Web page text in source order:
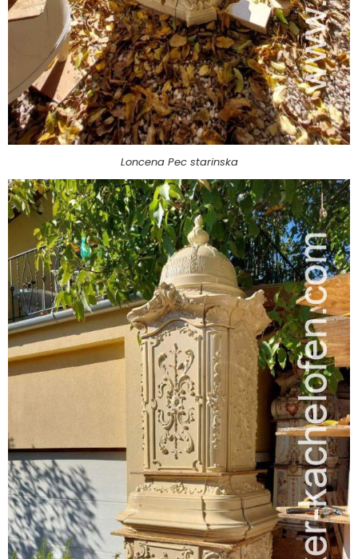
Loncena Pec starinska